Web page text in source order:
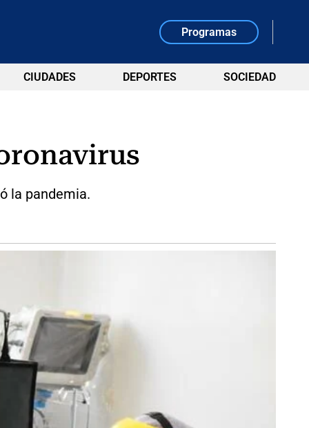
Programas
CIUDADES DEPORTES SOCIEDAD
la pandemia.